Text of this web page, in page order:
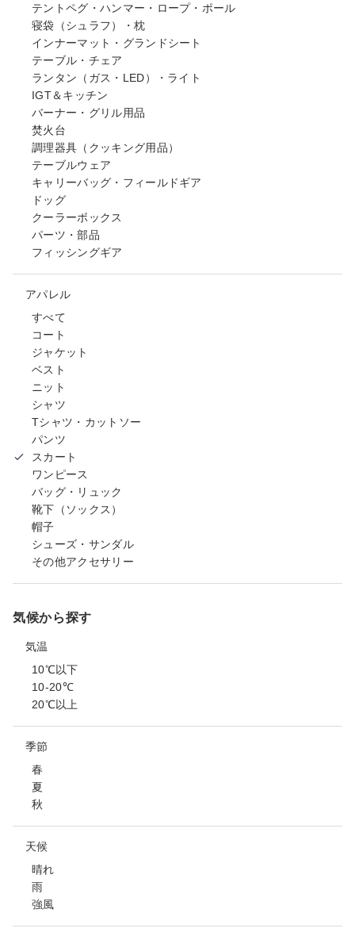
テントペグ・ハンマー・ロープ・ポール
寝袋（シュラフ）・枕
インナーマット・グランドシート
テーブル・チェア
ランタン（ガス・LED）・ライト
IGT＆キッチン
バーナー・グリル用品
焚火台
調理器具（クッキング用品）
テーブルウェア
キャリーバッグ・フィールドギア
ドッグ
クーラーボックス
パーツ・部品
フィッシングギア
アパレル
すべて
コート
ジャケット
ベスト
ニット
シャツ
Tシャツ・カットソー
パンツ
スカート
ワンピース
バッグ・リュック
靴下（ソックス）
帽子
シューズ・サンダル
その他アクセサリー
気候から探す
気温
10℃以下
10-20℃
20℃以上
季節
春
夏
秋
天候
晴れ
雨
強風